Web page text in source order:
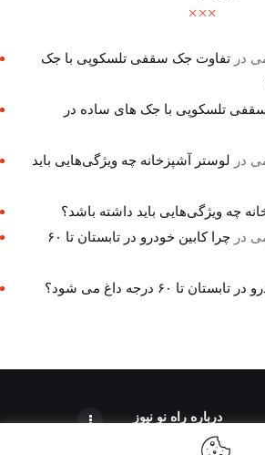
درتفاوت جک سقفی تلسکوپی با جک
تلسکوپی با جک های ساده در
در لوستر آشپزخانه چه ویژگی‌هایی باید
چه ویژگی‌هایی باید داشته باشد؟
در
چرا کابین خودرو در تابستان تا ۶۰
تا ۶۰ درجه داغ می شود؟
درباره راه‌ نو نیوز